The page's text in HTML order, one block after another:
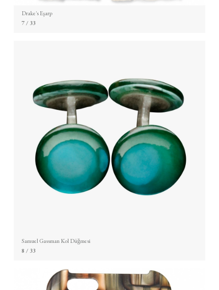
Drake's Eşarp
7/ 33
Samuel Gassman Kol Düğmesi
8 / 33